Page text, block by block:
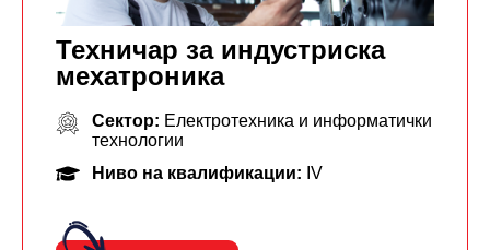
Техничар за индустриска
мехатроника
Сектор: Електротехника и информатички
технологии
Ниво на квалификации: IV